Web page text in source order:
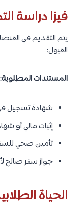
فيزا دراسة
يتم التقديم في
القبول:
المستندات المطلوبة:
شهادة تسجيل
إثبات مالي أو
تأمين صحي
جواز سفر صالح لأكثر
الحياة